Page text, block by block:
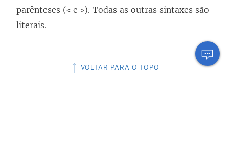
parênteses (< e >). Todas as outras sintaxes são
literais.
VOLTAR PARA O TOPO